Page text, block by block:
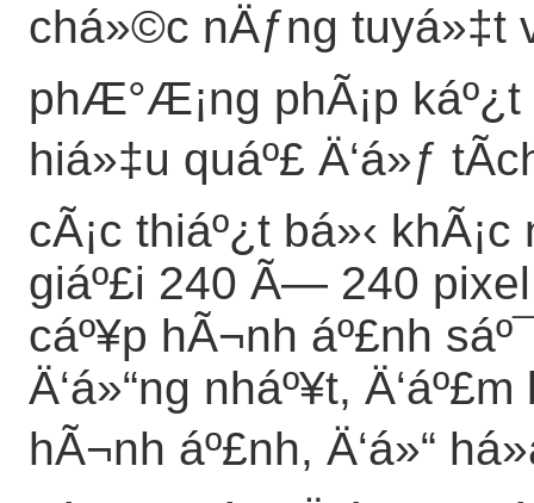
chá»©c nÄƒng tuyá»‡t
phÆ°Æ¡ng phÃ¡p káº¿t
hiá»‡u quáº£ Ä‘á»ƒ
cÃ¡c thiáº¿t bá»‹
giáº£i 240 Ã— 240
cáº¥p hÃ¬nh áº£nh
Ä‘á»“ng nháº¥t,
hÃ¬nh áº£nh, Ä‘á»“